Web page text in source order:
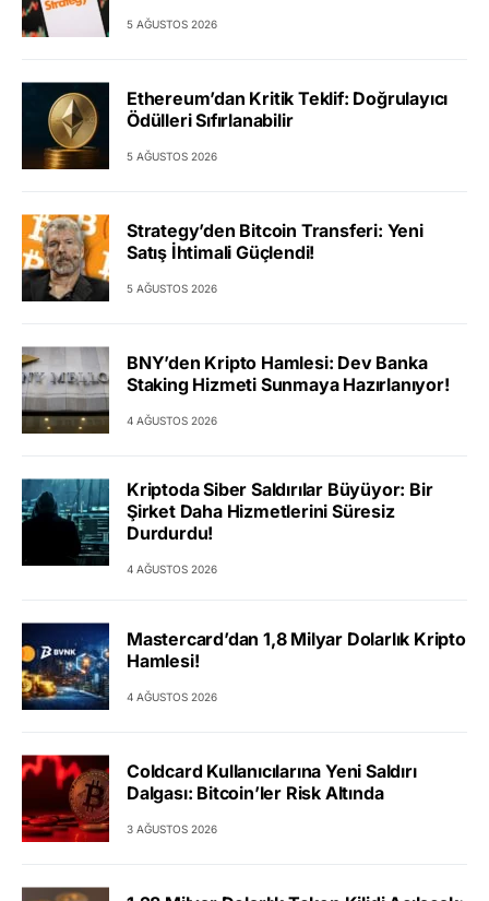
5 AĞUSTOS 2026
Ethereum’dan Kritik Teklif: Doğrulayıcı
Ödülleri Sıfırlanabilir
5 AĞUSTOS 2026
Strategy’den Bitcoin Transferi: Yeni
Satış İhtimali Güçlendi!
5 AĞUSTOS 2026
BNY’den Kripto Hamlesi: Dev Banka
Staking Hizmeti Sunmaya Hazırlanıyor!
4 AĞUSTOS 2026
Kriptoda Siber Saldırılar Büyüyor: Bir
Şirket Daha Hizmetlerini Süresiz
Durdurdu!
4 AĞUSTOS 2026
Mastercard’dan 1,8 Milyar Dolarlık Kripto
Hamlesi!
4 AĞUSTOS 2026
Coldcard Kullanıcılarına Yeni Saldırı
Dalgası: Bitcoin’ler Risk Altında
3 AĞUSTOS 2026